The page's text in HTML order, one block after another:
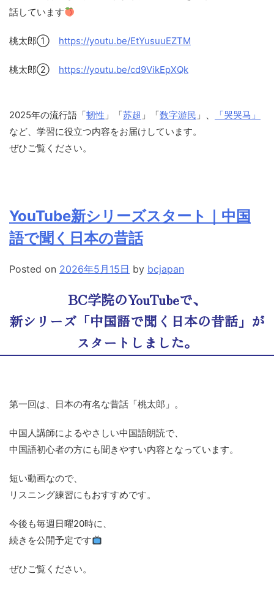
話しています
桃太郎① https://youtu.be/EtYusuuEZTM
桃太郎② https://youtu.be/cd9VikEpXQk
2025年の流行語「韧性 」「苏超 」「数字游民 」、
「哭哭马」
など、学習に役立つ内容をお届けしています。
ぜひご覧ください。
YouTube新シリーズスタート｜中国
語で聞く日本の昔話
Posted on 2026年5月15日 by bcjapan
BC学院のYouTubeで、
新シリーズ「中国語で聞く日本の昔話」が
スタートしました。
第一回は、日本の有名な昔話「桃太郎」。
中国人講師によるやさしい中国語朗読で、
中国語初心者の方にも聞きやすい内容となっています。
短い動画なので、
リスニング練習にもおすすめです。
今後も毎週日曜20時に、
続きを公開予定です
ぜひご覧ください。